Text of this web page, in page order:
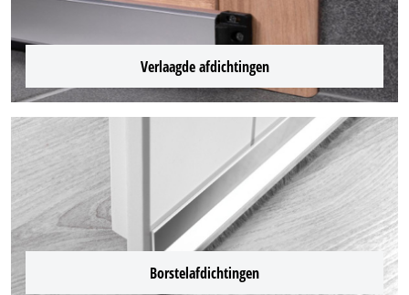
Verlaagde afdichtingen
Borstelafdichtingen